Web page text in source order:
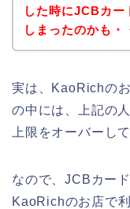
した時にJCBカー
しまったのかも・
実は、KaoRichの
の中には、上記の
上限をオーバーし
なので、JCBカー
KaoRichのお店で